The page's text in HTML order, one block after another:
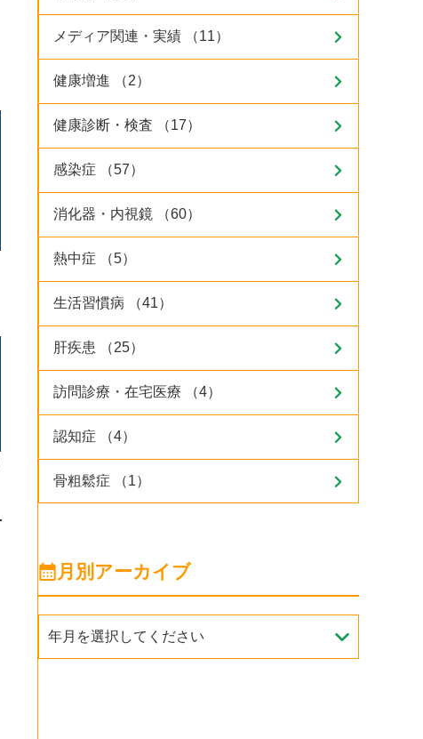
メディア関連・実績 （11）
健康増進 （2）
健康診断・検査 （17）
感染症 （57）
消化器・内視鏡 （60）
熱中症 （5）
生活習慣病 （41）
肝疾患 （25）
訪問診療・在宅医療 （4）
認知症 （4）
骨粗鬆症 （1）
月別アーカイブ
年月を選択してください